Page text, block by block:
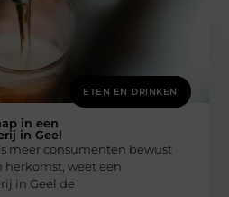
ETEN EN DRINKEN
in een
in Geel
meer consumenten bewust
herkomst, weet een
in Geel de